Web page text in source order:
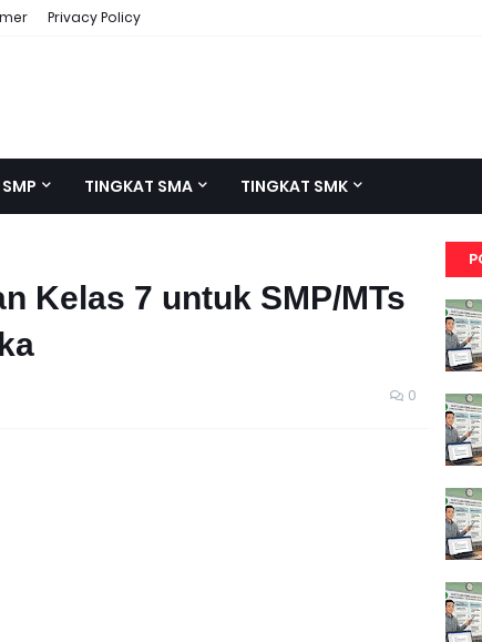
Privacy Policy
TINGKAT SMA TINGKAT SMK
Kelas 7 untuk SMP/MTs
0